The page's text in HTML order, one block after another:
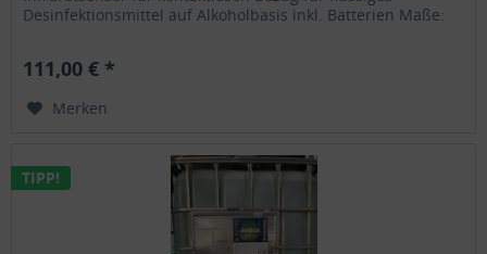
Desinfektionsmittel auf Alkoholbasis inkl. Batterien Maße:
111,00 € *
Merken
TIPP!